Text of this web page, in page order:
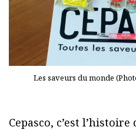
Les saveurs du monde
Cepasco, c’est